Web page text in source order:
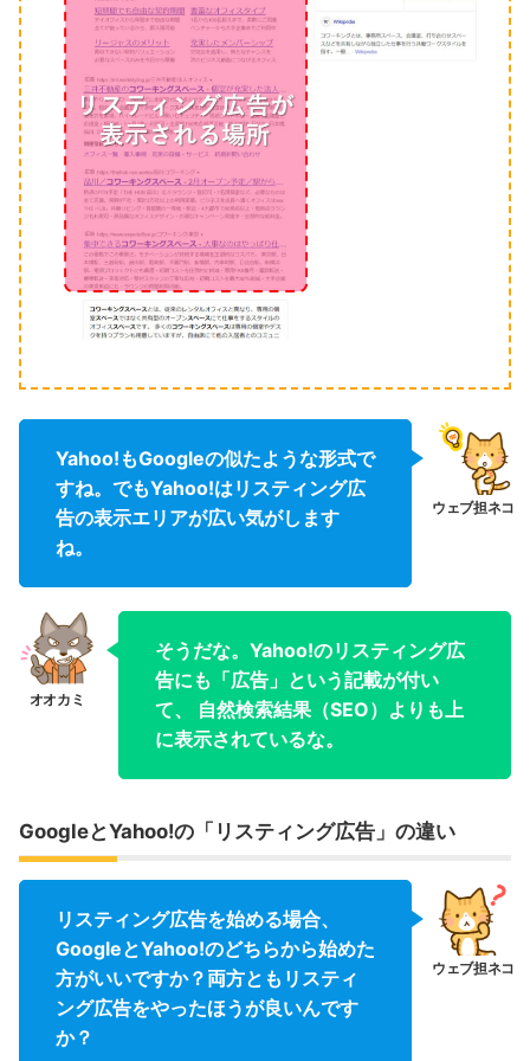
Yahoo!もGoogleの似たような形式で
すね。でもYahoo!はリスティング広
告の表示エリアが広い気がします
ね。
そうだな。Yahoo!のリスティング広
告にも「広告」という記載が付い
て、 自然検索結果（SEO）よりも上
に表示されているな。
GoogleとYahoo!の「リスティング広告」の違い
リスティング広告を始める場合、
GoogleとYahoo!のどちらから始めた
方がいいですか？両方ともリスティ
ング広告をやったほうが良いんです
か？